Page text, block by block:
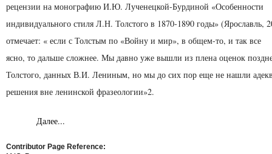
рецензии на монографию И.Ю. Лученецкой-Бурдиной «Особенности
индивидуального стиля Л.Н. Толстого в 1870-1890 годы» (Ярославль,
отмечает: « если с Толстым по «Войну и мир», в общем-то, и так все
ясно, то дальше сложнее. Мы давно уже вышли из плена оценок
Толстого, данных В.И. Лениным, но мы до сих пор еще не нашли
решения вне ленинской фразеологии»2.
Далее...
Contributor Page Reference: